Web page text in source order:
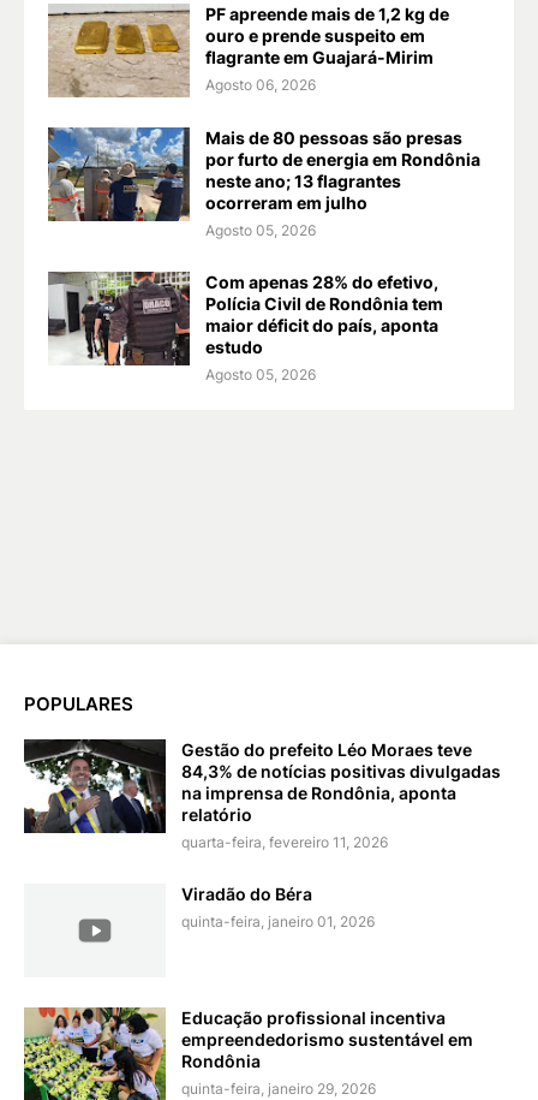
PF apreende mais de 1,2 kg de
ouro e prende suspeito em
flagrante em Guajará-Mirim
Agosto 06, 2026
Mais de 80 pessoas são presas
por furto de energia em Rondônia
neste ano; 13 flagrantes
ocorreram em julho
Agosto 05, 2026
Com apenas 28% do efetivo,
Polícia Civil de Rondônia tem
maior déficit do país, aponta
estudo
Agosto 05, 2026
POPULARES
Gestão do prefeito Léo Moraes teve
84,3% de notícias positivas divulgadas
na imprensa de Rondônia, aponta
relatório
quarta-feira, fevereiro 11, 2026
Viradão do Béra
quinta-feira, janeiro 01, 2026
Educação profissional incentiva
empreendedorismo sustentável em
Rondônia
quinta-feira, janeiro 29, 2026